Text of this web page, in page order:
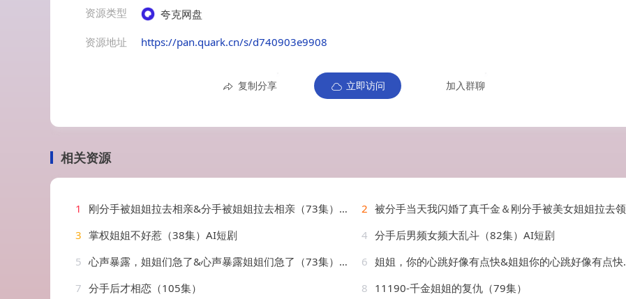
资源类型
夸克网盘
资源地址
https://pan.quark.cn/s/d740903e9908
复制分享 立即访问 加入群聊
相关资源
1 刚分手被姐姐拉去相亲&分手被姐姐拉去相亲（73集）王子茜&陈小瑜&王满婷 2 被分手当天我闪婚了真千金＆刚分手被美女姐姐拉去领证（78集）苏弈＆杨雨欣
3 掌权姐姐不好惹（38集）AI短剧 4 分手后男频女频大乱斗（82集）AI短剧
5 心声暴露，姐姐们急了&心声暴露姐姐们急了（73集）AI短剧 6 姐姐，你的心跳好像有点快&姐姐你的心跳好像有点快（44集）AI短剧
7 分手后才相恋（105集） 8 11190-千金姐姐的复仇（79集）